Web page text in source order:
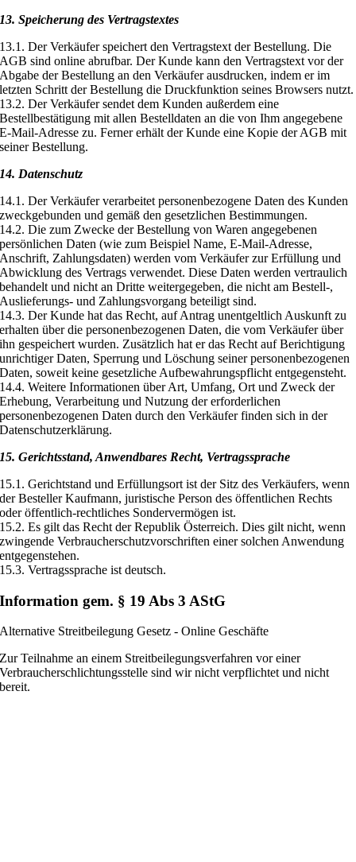
13. Speicherung des Vertragstextes
13.1. Der Verkäufer speichert den Vertragstext der Bestellung. Die
AGB sind online abrufbar. Der Kunde kann den Vertragstext vor der
Abgabe der Bestellung an den Verkäufer ausdrucken, indem er im
letzten Schritt der Bestellung die Druckfunktion seines Browsers nutzt.
13.2. Der Verkäufer sendet dem Kunden außerdem eine
Bestellbestätigung mit allen Bestelldaten an die von Ihm angegebene
E-Mail-Adresse zu. Ferner erhält der Kunde eine Kopie der AGB mit
seiner Bestellung.
14. Datenschutz
14.1. Der Verkäufer verarbeitet personenbezogene Daten des Kunden
zweckgebunden und gemäß den gesetzlichen Bestimmungen.
14.2. Die zum Zwecke der Bestellung von Waren angegebenen
persönlichen Daten (wie zum Beispiel Name, E-Mail-Adresse,
Anschrift, Zahlungsdaten) werden vom Verkäufer zur Erfüllung und
Abwicklung des Vertrags verwendet. Diese Daten werden vertraulich
behandelt und nicht an Dritte weitergegeben, die nicht am Bestell-,
Auslieferungs- und Zahlungsvorgang beteiligt sind.
14.3. Der Kunde hat das Recht, auf Antrag unentgeltlich Auskunft zu
erhalten über die personenbezogenen Daten, die vom Verkäufer über
ihn gespeichert wurden. Zusätzlich hat er das Recht auf Berichtigung
unrichtiger Daten, Sperrung und Löschung seiner personenbezogenen
Daten, soweit keine gesetzliche Aufbewahrungspflicht entgegensteht.
14.4. Weitere Informationen über Art, Umfang, Ort und Zweck der
Erhebung, Verarbeitung und Nutzung der erforderlichen
personenbezogenen Daten durch den Verkäufer finden sich in der
Datenschutzerklärung.
15. Gerichtsstand, Anwendbares Recht, Vertragssprache
15.1. Gerichtstand und Erfüllungsort ist der Sitz des Verkäufers, wenn
der Besteller Kaufmann, juristische Person des öffentlichen Rechts
oder öffentlich-rechtliches Sondervermögen ist.
15.2. Es gilt das Recht der Republik Österreich. Dies gilt nicht, wenn
zwingende Verbraucherschutzvorschriften einer solchen Anwendung
entgegenstehen.
15.3. Vertragssprache ist deutsch.
Information gem. § 19 Abs 3 AStG
Alternative Streitbeilegung Gesetz - Online Geschäfte
Zur Teilnahme an einem Streitbeilegungsverfahren vor einer
Verbraucherschlichtungsstelle sind wir nicht verpflichtet und nicht
bereit.